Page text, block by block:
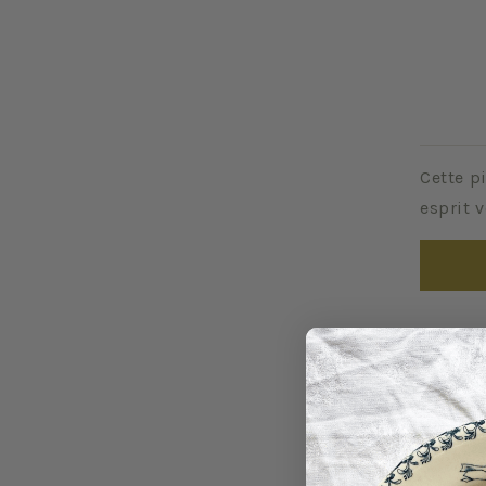
Cette
esprit